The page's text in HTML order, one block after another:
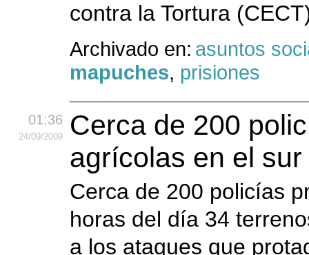
contra la Tortura
Archivado en: asuntos
mapuches, prisiones
01:36
24/09/2009
Cerca de 200
agrícolas en el
Cerca de 200 policías
horas del día 34
a los ataques que